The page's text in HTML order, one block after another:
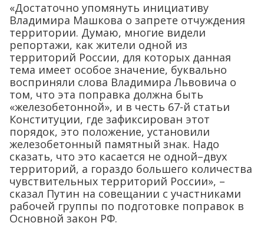
«Достаточно упомянуть инициативу
Владимира Машкова о запрете отчуждения
территории. Думаю, многие видели
репортажи, как жители одной из
территорий России, для которых данная
тема имеет особое значение, буквально
восприняли слова Владимира Львовича о
том, что эта поправка должна быть
«железобетонной», и в честь 67-й статьи
Конституции, где зафиксирован этот
порядок, это положение, установили
железобетонный памятный знак. Надо
сказать, что это касается не одной–двух
территорий, а гораздо большего количества
чувствительных территорий России», –
сказал Путин на совещании с участниками
рабочей группы по подготовке поправок в
Основной закон РФ.